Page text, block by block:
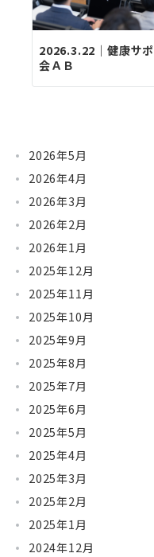
2026.3.22｜健康サ
会ＡＢ
2026年5月
2026年4月
2026年3月
2026年2月
2026年1月
2025年12月
2025年11月
2025年10月
2025年9月
2025年8月
2025年7月
2025年6月
2025年5月
2025年4月
2025年3月
2025年2月
2025年1月
2024年12月